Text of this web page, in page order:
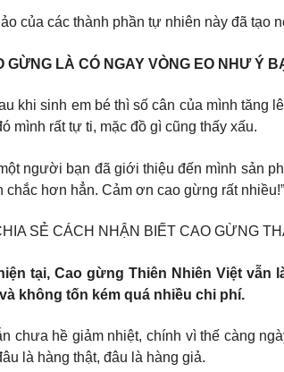
của các thành phần tự nhiên này đã tạo
GỪNG LÀ CÓ NGAY VÒNG EO NHƯ Ý
khi sinh em bé thì số cân của mình tăng
mình rất tự ti, mặc đồ gì cũng thấy xấu.
người bạn đã giới thiệu đến mình sản
chắc hơn hẳn. Cảm ơn cao gừng rất nhiều!”
SẺ CÁCH NHẬN BIẾT CAO GỪNG
tại, Cao gừng Thiên Nhiên Việt
không tốn kém quá nhiều chi phí.
chưa hề giảm nhiệt, chính vì thế càng
là hàng thật, đâu là hàng giả.